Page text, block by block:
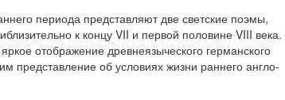
периода представляют две светские поэмы,
к концу VII и первой половине VIII века.
отображение древнеязыческого германского
об условиях жизни раннего англо-